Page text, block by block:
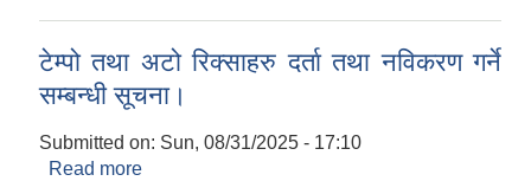
टेम्पो तथा अटो रिक्साहरु दर्ता तथा नविकरण गर्ने
सम्बन्धी सूचना।
Submitted on: Sun, 08/31/2025 - 17:10
Read more